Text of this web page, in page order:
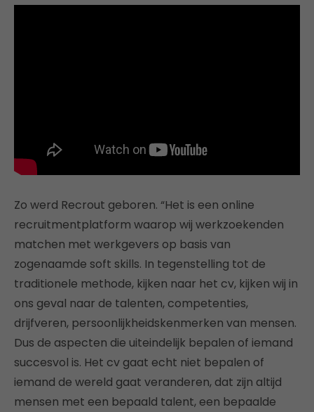
Zo werd Recrout geboren. “Het is een online
recruitmentplatform waarop wij werkzoekenden
matchen met werkgevers op basis van
zogenaamde soft skills. In tegenstelling tot de
traditionele methode, kijken naar het cv, kijken wij in
ons geval naar de talenten, competenties,
drijfveren, persoonlijkheidskenmerken van mensen.
Dus de aspecten die uiteindelijk bepalen of iemand
succesvol is. Het cv gaat echt niet bepalen of
iemand de wereld gaat veranderen, dat zijn altijd
mensen met een bepaald talent, een bepaalde